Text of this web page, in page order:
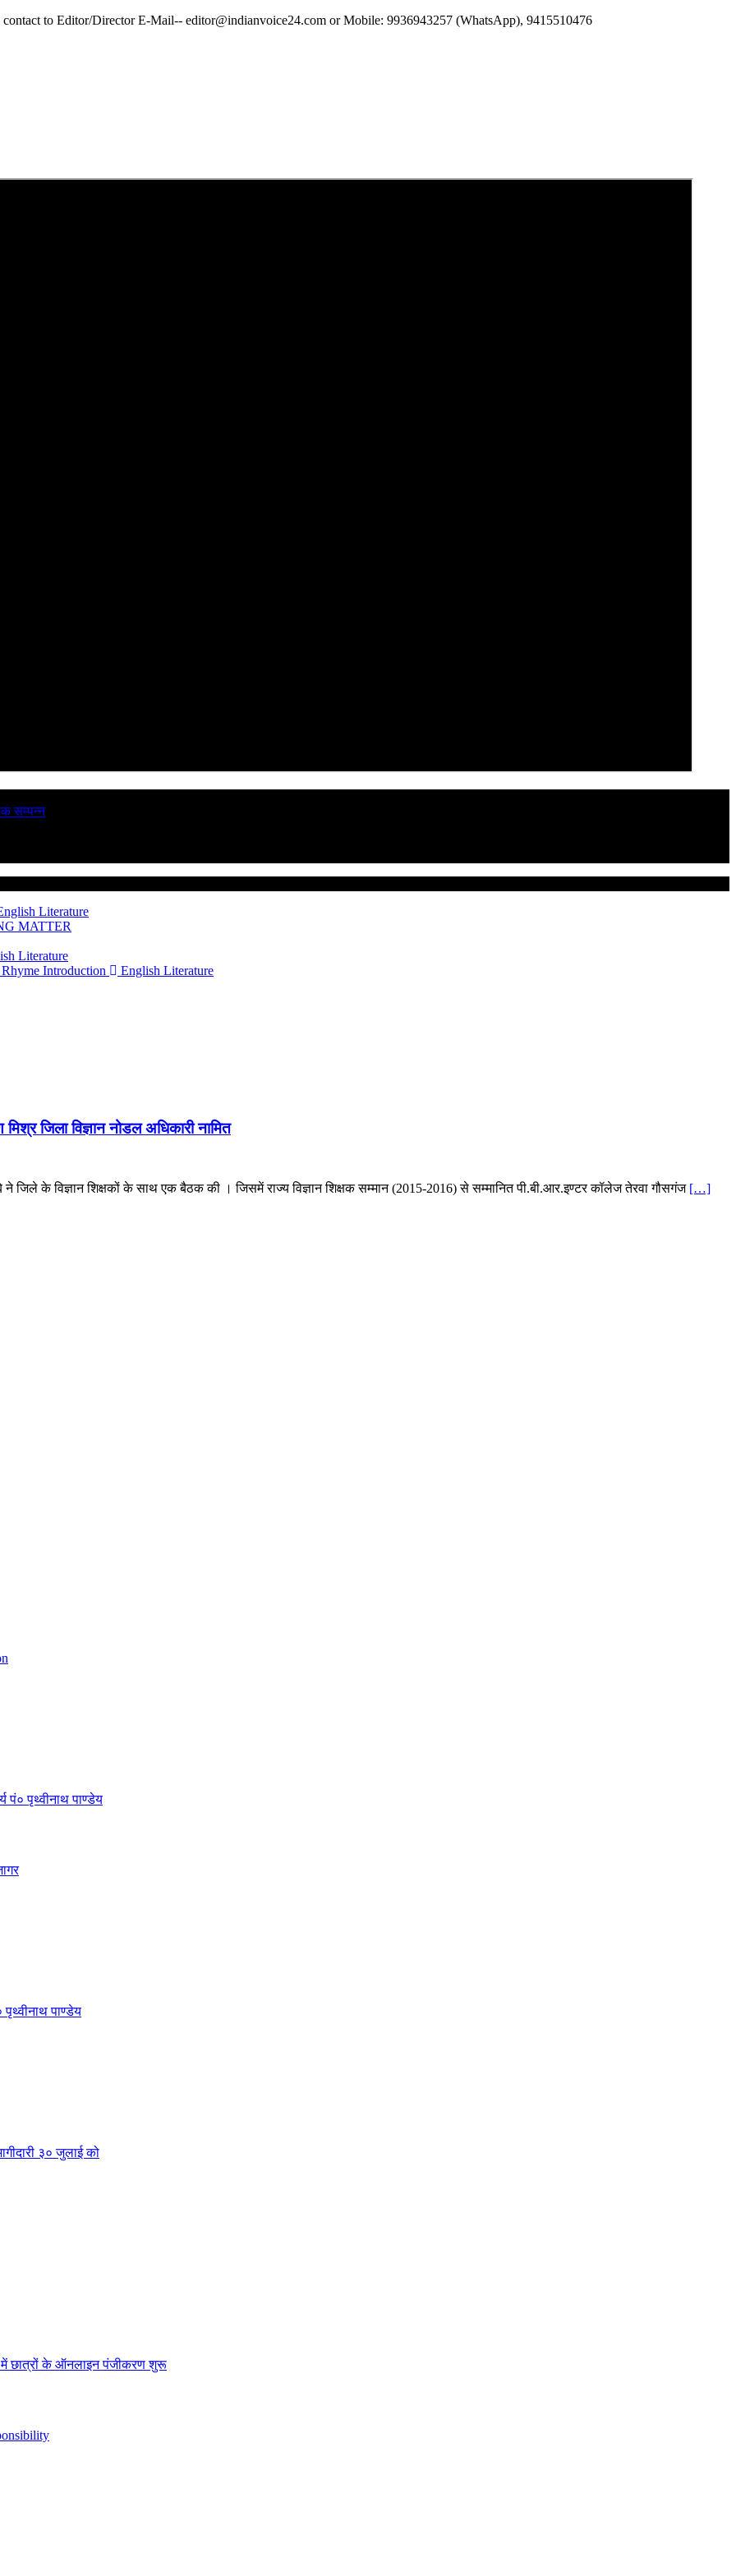
to Editor/Director E-Mail-- editor@indianvoice24.com or Mobile: 9936943257 (WhatsApp), 9415510476
सम्पन्न
Literature
MATTER
Literature
Introduction
English Literature
मिश्र जिला विज्ञान नोडल अधिकारी नामित
ने जिले के विज्ञान शिक्षकों के साथ एक बैठक की । जिसमें राज्य विज्ञान शिक्षक सम्मान (2015-2016) से सम्मानित पी.बी.आर.इण्टर कॉलेज तेरवा गौसगंज […]
पं० पृथ्वीनाथ पाण्डेय
पाण्डेय
३० जुलाई को
में छात्रों के ऑनलाइन पंजीकरण शुरू